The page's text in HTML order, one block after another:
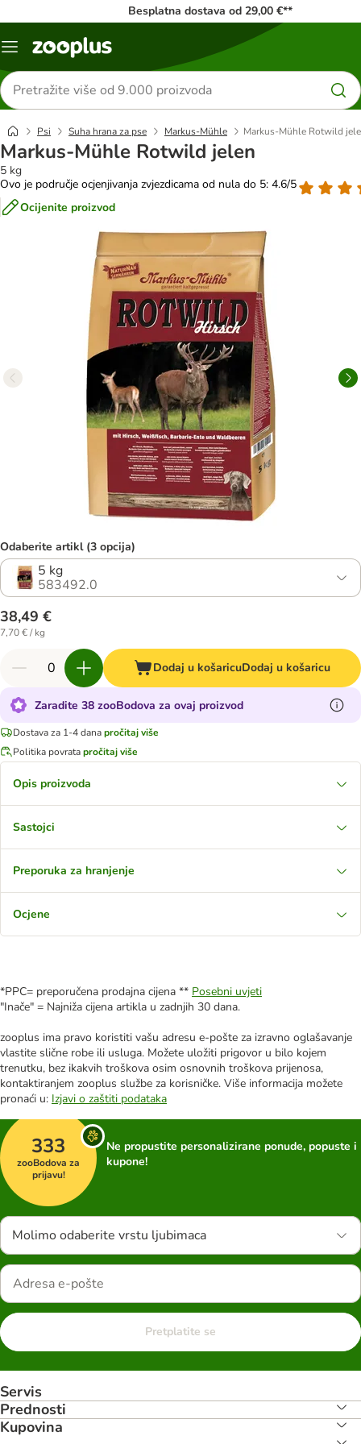
Besplatna dostava od 29,00 €**
Izbornik
Traži
proizvode
Psi Suha hrana za pse Markus-Mühle Markus-Mühle Rotwild
Markus-Mühle Rotwild jelen
5 kg
Ovo je područje ocjenjivanja zvjezdicama od nula do 5: 4.6/5
Ocijenite proizvod
Odaberite artikl (3 opcija)
5 kg
583492.0
38,49 €
7,70 € / kg
Dodaj u košaricuDodaj u košaricu
Zaradite 38 zooBodova za ovaj proizvod
Dostava za 1-4 danapročitaj više
Politika povratapročitaj više
Opis proizvoda
Sastojci
Preporuka za hranjenje
Ocjene
*PPC= preporučena prodajna cijena ** Posebni uvjeti
"Inače" = Najniža cijena artikla u zadnjih 30 dana.
zooplus ima pravo koristiti vašu adresu e-pošte za izravno oglašavanje
vlastite slične robe ili usluga. Možete uložiti prigovor u bilo kojem
trenutku, bez ikakvih troškova osim osnovnih troškova prijenosa,
kontaktiranjem zooplus službe za korisničke. Više informacija možete
pronaći u: Izjavi o zaštiti podataka
333
zooBodova za
prijavu!
Ne propustite personalizirane ponude, popuste i
kupone!
Molimo odaberite vrstu ljubimaca
Pretplatite se
Servis
Prednosti
Kupovina